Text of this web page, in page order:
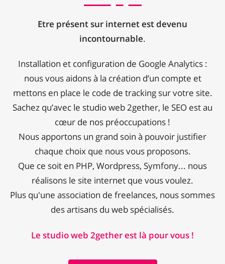
Etre présent sur internet est devenu
incontournable.
Installation et configuration de Google Analytics :
nous vous aidons à la création d’un compte et
mettons en place le code de tracking sur votre site.
Sachez qu’avec le studio web 2gether, le SEO est au
cœur de nos préoccupations !
Nous apportons un grand soin à pouvoir justifier
chaque choix que nous vous proposons.
Que ce soit en PHP, Wordpress, Symfony... nous
réalisons le site internet que vous voulez.
Plus qu'une association de freelances, nous sommes
des artisans du web spécialisés.
Le studio web 2gether est là pour vous !